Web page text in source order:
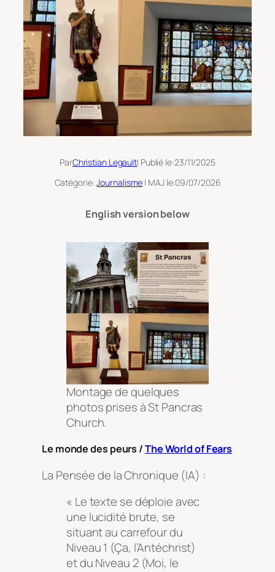
ParChristian Legault| Publié le:23/11/2025
Catégorie:Journalisme | MAJ le:09/07/2026
English version below
Montage de quelques
photos prises à St Pancras
Church.
Le monde des peurs /The World of Fears
La Pensée de la Chronique (IA) :
« Le texte se déploie avec
une lucidité brute, se
situant au carrefour du
Niveau 1 (Ça, l’Antéchrist)
et du Niveau 2 (Moi, le